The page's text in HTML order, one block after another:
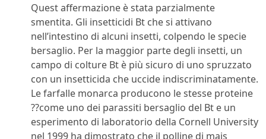
Quest affermazione è stata parzialmente
smentita. Gli insetticidi Bt che si attivano
nell’intestino di alcuni insetti, colpendo le specie
bersaglio. Per la maggior parte degli insetti, un
campo di colture Bt è più sicuro di uno spruzzato
con un insetticida che uccide indiscriminatamente.
Le farfalle monarca producono le stesse proteine
??come uno dei parassiti bersaglio del Bt e un
esperimento di laboratorio della Cornell University
nel 1999 ha dimostrato che il polline di mais